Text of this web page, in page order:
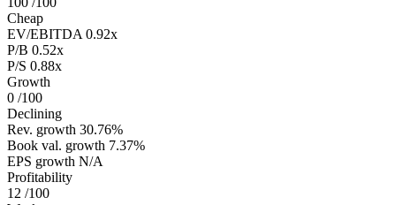
Cheap
EV/EBITDA 0.92x
P/B 0.52x
P/S 0.88x
Growth
0 /100
Declining
Rev. growth 30.76%
Book val. growth 7.37%
EPS growth N/A
Profitability
12 /100